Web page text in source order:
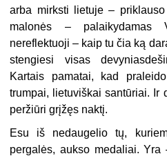
arba mirksti lietuje –
malonės – palaikydamas
nereflektuoji – kaip tu čia ką
stengiesi visas
Kartais pamatai, kad
trumpai, lietuviškai santūriai. Ir
peržiūri grįžęs naktį.
Esu iš nedaugelio tų,
pergalės, aukso medaliai.